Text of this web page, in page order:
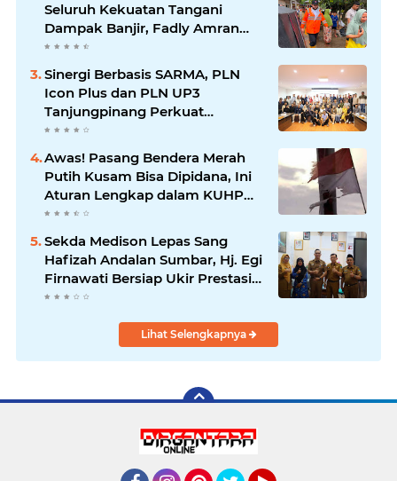
Seluruh Kekuatan Tangani
Dampak Banjir, Fadly Amran
Desak Percepatan Proyek
Pengendalian Bencana
Sinergi Berbasis SARMA, PLN
Icon Plus dan PLN UP3
Tanjungpinang Perkuat
Kolaborasi Strategis
Awas! Pasang Bendera Merah
Putih Kusam Bisa Dipidana, Ini
Aturan Lengkap dalam KUHP
Baru
Sekda Medison Lepas Sang
Hafizah Andalan Sumbar, Hj. Egi
Firnawati Bersiap Ukir Prestasi
di MTQ KORPRI Nasional 2026
Lihat Selengkapnya